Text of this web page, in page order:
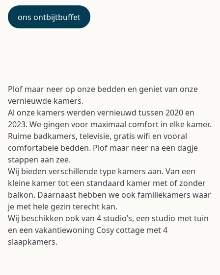
ons ontbijtbuffet
Plof maar neer op onze bedden en geniet van onze
vernieuwde kamers.
Al onze kamers werden vernieuwd tussen 2020 en
2023. We gingen voor maximaal comfort in elke kamer.
Ruime badkamers, televisie, gratis wifi en vooral
comfortabele bedden. Plof maar neer na een dagje
stappen aan zee.
Wij bieden verschillende type kamers aan. Van een
kleine kamer tot een standaard kamer met of zonder
balkon. Daarnaast hebben we ook familiekamers waar
je met hele gezin terecht kan.
Wij beschikken ook van 4 studio’s, een studio met tuin
en een vakantiewoning Cosy cottage met 4
slaapkamers.